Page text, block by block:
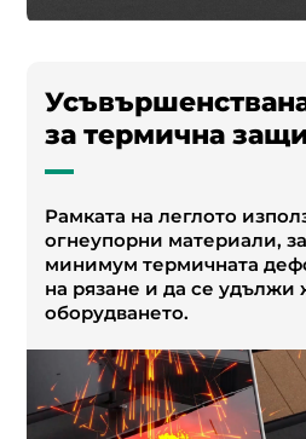
за термична
Рамката на леглото
огнеупорни материали,
минимум термичната
на рязане и да се удължи
оборудването.